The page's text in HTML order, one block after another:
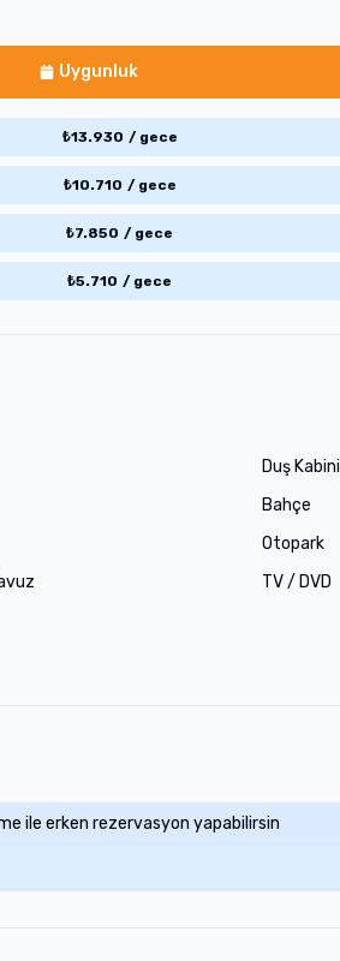
Uygunluk
₺13.930 / gece
₺10.710 / gece
₺7.850 / gece
₺5.710 / gece
Duş Kabini
Bahçe
Otopark
TV / DVD
ile erken rezervasyon yapabilirsin